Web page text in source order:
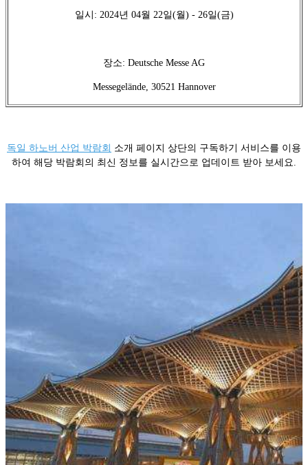
일시: 2024년 04월 22일(월) - 26일(금)
장소: Deutsche Messe AG
Messegelände, 30521 Hannover
독일 하노버 산업 박람회 소개 페이지 상단의 구독하기 서비스를 이용
하여 해당 박람회의 최신 정보를 실시간으로 업데이트 받아 보세요.